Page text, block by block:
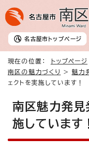
名古屋市 トップページ
現在の位置： トップページ
南区の魅力づくり
> 魅力
ェクトを実施しています！
南区魅力発見
施しています